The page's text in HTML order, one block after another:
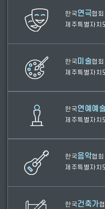
한국연극협회
제주특별자치
한국 미술협회
제주특별자치
한국연예예
제주특별자치
한국음악협회
제주특별자치
한국건축가